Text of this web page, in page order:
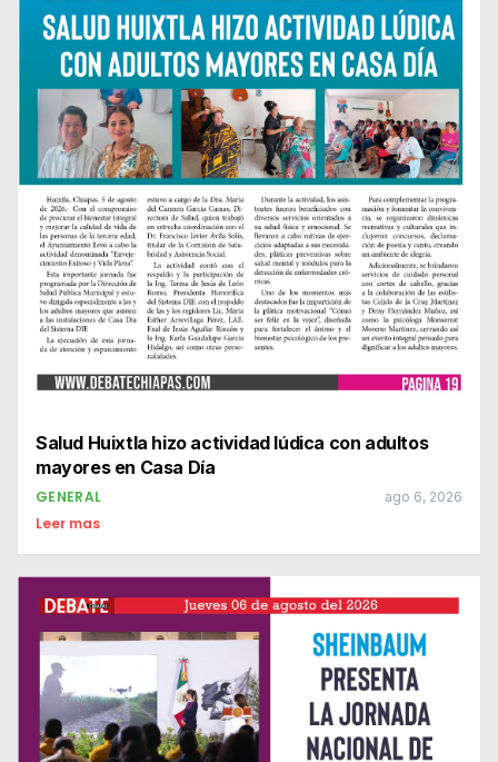
Salud Huixtla hizo actividad lúdica con adultos
mayores en Casa Día
GENERAL ago 6, 2026
Leer mas